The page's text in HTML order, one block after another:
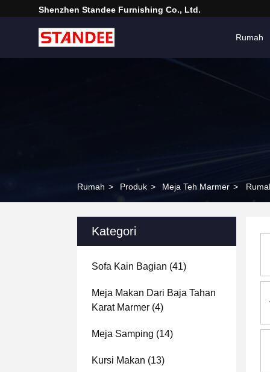
Shenzhen Standee Furnishing Co., Ltd.
Rumah
Rumah > Produk > Meja Teh Marmer >
Kategori
Sofa Kain Bagian (41)
Meja Makan Dari Baja Tahan
Karat Marmer (4)
Meja Samping (14)
Kursi Makan (13)